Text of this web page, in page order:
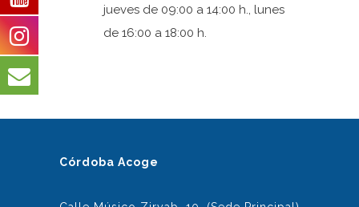
jueves de 09:00 a 14:00 h., lunes
de 16:00 a 18:00 h.
Córdoba Acoge